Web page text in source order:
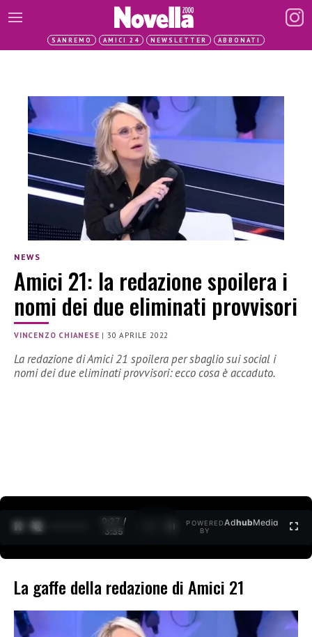
SANREMO AMICI 24 NEWSLETTER ABBONATI
NEWS
Amici 21: la redazione spoilera i
nomi dei due eliminati provvisori
VINCENZO CHIANESE |30 APRILE 2022
La redazione di Amici 21 spoilera per sbaglio sui social i
nomi dei due eliminati provvisori: ecco cosa è accaduto.
0:27 /
3:35
POWERED
BY
AdhubMedia
La gaffe della redazione di Amici 21